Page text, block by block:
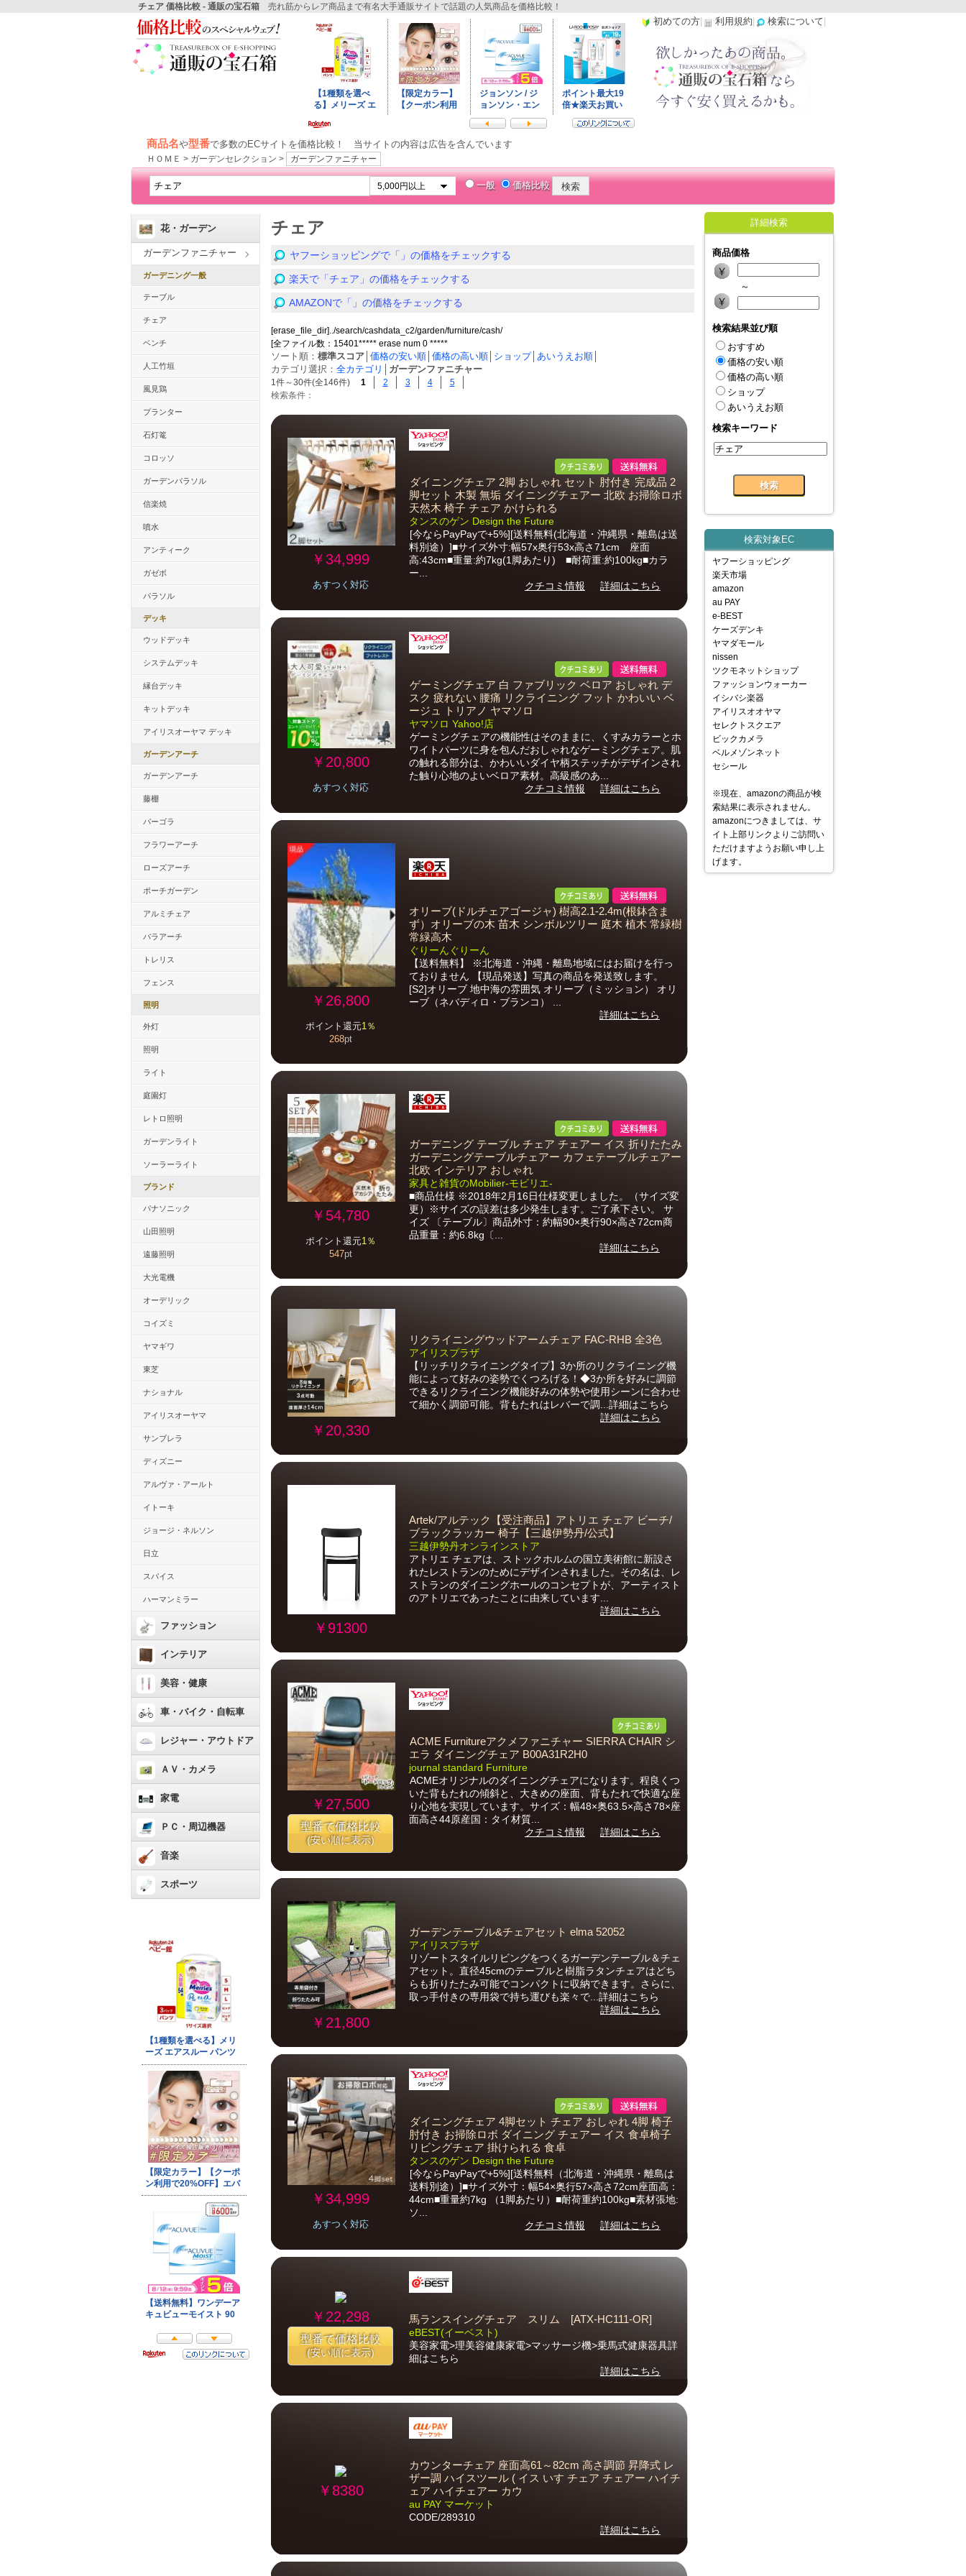
チェア 価格比較 - 通販の宝石箱 売れ筋からレア商品まで有名大手通販サイトで話題の人気商品を価格比較！
初めての方 利用規約 検索について
商品名や型番で多数のECサイトを価格比較！ 当サイトの内容は広告を含んでいます
ＨＯＭＥ > ガーデンセレクション > ガーデンファニチャー
一般 価格比較
花・ガーデン
ガーデンファニチャー
ガーデニング一般
テーブル
チェア
ベンチ
人工竹垣
風見鶏
プランター
石灯篭
コロッソ
ガーデンパラソル
信楽焼
噴水
アンティーク
ガゼボ
パラソル
デッキ
ウッドデッキ
システムデッキ
縁台デッキ
キットデッキ
アイリスオーヤマ デッキ
ガーデンアーチ
ガーデンアーチ
藤棚
パーゴラ
フラワーアーチ
ローズアーチ
ポーチガーデン
アルミチェア
バラアーチ
トレリス
フェンス
照明
外灯
照明
ライト
庭園灯
レトロ照明
ガーデンライト
ソーラーライト
ブランド
パナソニック
山田照明
遠藤照明
大光電機
オーデリック
コイズミ
ヤマギワ
東芝
ナショナル
アイリスオーヤマ
サンブレラ
ディズニー
アルヴァ・アールト
イトーキ
ジョージ・ネルソン
日立
スパイス
ハーマンミラー
ファッション
インテリア
美容・健康
車・バイク・自転車
レジャー・アウトドア
ＡＶ・カメラ
家電
ＰＣ・周辺機器
音楽
スポーツ
チェア
ヤフーショッピングで「」の価格をチェックする
楽天で「チェア」の価格をチェックする
AMAZONで「」の価格をチェックする
[erase_file_dir]../search/cashdata_c2/garden/furniture/cash/
[全ファイル数：15401***** erase num 0 *****
ソート順： 標準スコア 価格の安い順 価格の高い順 ショップ│ あいうえお順
カテゴリ選択： 全カテゴリ ガーデンファニチャー
1件～30件(全146件) 1 2 3 4
5
検索条件：
￥34,999
あすつく対応
ダイニングチェア 2脚 おしゃれ セット 肘付き 完成品 2
脚セット 木製 無垢 ダイニングチェアー 北欧 お掃除ロボ
天然木 椅子 チェア かけられる
タンスのゲン Design the Future
[今ならPayPayで+5%][送料無料(北海道・沖縄県・離島は送
料別途）]■サイズ外寸:幅57x奥行53x高さ71cm 座面
高:43cm■重量:約7kg(1脚あたり) ■耐荷重:約100kg■カラ
ー...
クチコミ情報
詳細はこちら
￥20,800
あすつく対応
ゲーミングチェア 白 ファブリック ベロア おしゃれ デ
スク 疲れない 腰痛 リクライニング フット かわいい ベ
ージュ トリアノ ヤマソロ
ヤマソロ Yahoo!店
ゲーミングチェアの機能性はそのままに、くすみカラーとホ
ワイトパーツに身を包んだおしゃれなゲーミングチェア。肌
の触れる部分は、かわいいダイヤ柄ステッチがデザインされ
た触り心地のよいベロア素材。高級感のあ...
クチコミ情報
詳細はこちら
￥26,800
ポイント還元1％
268pt
オリーブ(ドルチェアゴージャ) 樹高2.1-2.4m(根鉢含ま
ず）オリーブの木 苗木 シンボルツリー 庭木 植木 常緑樹
常緑高木
ぐりーんぐりーん
【送料無料】 ※北海道・沖縄・離島地域にはお届けを行っ
ておりません 【現品発送】写真の商品を発送致します。
[S2]オリーブ 地中海の雰囲気 オリーブ（ミッション） オリ
ーブ（ネバディロ・ブランコ） ...
詳細はこちら
￥54,780
ポイント還元1％
547pt
ガーデニング テーブル チェア チェアー イス 折りたたみ
ガーデニングテーブルチェアー カフェテーブルチェアー
北欧 インテリア おしゃれ
家具と雑貨のMobilier-モビリエ-
■商品仕様 ※2018年2月16日仕様変更しました。（サイズ変
更）※サイズの誤差は多少発生します。ご了承下さい。 サ
イズ 〔テーブル〕商品外寸：約幅90×奥行90×高さ72cm商
品重量：約6.8kg〔...
詳細はこちら
￥20,330
リクライニングウッドアームチェア FAC-RHB 全3色
アイリスプラザ
【リッチリクライニングタイプ】3か所のリクライニング機
能によって好みの姿勢でくつろげる！◆3か所を好みに調節
できるリクライニング機能好みの体勢や使用シーンに合わせ
て細かく調節可能。背もたれはレバーで調...詳細はこちら
詳細はこちら
￥91300
Artek/アルテック【受注商品】アトリエ チェア ビーチ/
ブラックラッカー 椅子【三越伊勢丹/公式】
三越伊勢丹オンラインストア
アトリエ チェアは、ストックホルムの国立美術館に新設さ
れたレストランのためにデザインされました。その名は、レ
ストランのダイニングホールのコンセプトが、アーティスト
のアトリエであったことに由来しています...
詳細はこちら
￥27,500
型番で価格比較
(安い順に表示)
ACME Furnitureアクメファニチャー SIERRA CHAIR シ
エラ ダイニングチェア B00A31R2H0
journal standard Furniture
ACMEオリジナルのダイニングチェアになります。程良くつ
いた背もたれの傾斜と、大きめの座面、背もたれで快適な座
り心地を実現しています。サイズ：幅48×奥63.5×高さ78×座
面高さ44原産国：タイ材質...
クチコミ情報
詳細はこちら
￥21,800
ガーデンテーブル&チェアセット elma 52052
アイリスプラザ
リゾートスタイルリビングをつくるガーデンテーブル＆チェ
アセット。直径45cmのテーブルと樹脂ラタンチェアはどち
らも折りたたみ可能でコンパクトに収納できます。さらに、
取っ手付きの専用袋で持ち運びも楽々で...詳細はこちら
詳細はこちら
￥34,999
あすつく対応
ダイニングチェア 4脚セット チェア おしゃれ 4脚 椅子
肘付き お掃除ロボ ダイニング チェアー イス 食卓椅子
リビングチェア 掛けられる 食卓
タンスのゲン Design the Future
[今ならPayPayで+5%][送料無料（北海道・沖縄県・離島は
送料別途）]■サイズ外寸：幅54×奥行57×高さ72cm座面高：
44cm■重量約7kg （1脚あたり）■耐荷重約100kg■素材張地:
ソ...
クチコミ情報
詳細はこちら
￥22,298
型番で価格比較
(安い順に表示)
馬ランスイングチェア スリム [ATX-HC111-OR]
eBEST(イーベスト)
美容家電>理美容健康家電>マッサージ機>乗馬式健康器具詳
細はこちら
詳細はこちら
￥8380
カウンターチェア 座面高61～82cm 高さ調節 昇降式 レ
ザー調 ハイスツール ( イス いす チェア チェアー ハイチ
ェア ハイチェアー カウ
au PAY マーケット
CODE/289310
詳細はこちら
詳細検索
商品価格
～
検索結果並び順
おすすめ
価格の安い順
価格の高い順
ショップ
あいうえお順
検索キーワード
検索対象EC
ヤフーショッピング
楽天市場
amazon
au PAY
e-BEST
ケーズデンキ
ヤマダモール
nissen
ツクモネットショップ
ファッションウォーカー
イシバシ楽器
アイリスオオヤマ
セレクトスクエア
ビックカメラ
ベルメゾンネット
セシール
※現在、amazonの商品が検
索結果に表示されません。
amazonにつきましては、サ
イト上部リンクよりご訪問い
ただけますようお願い申し上
げます。